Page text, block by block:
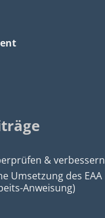
& verbessern
Umsetzung des EAA
Anweisung)